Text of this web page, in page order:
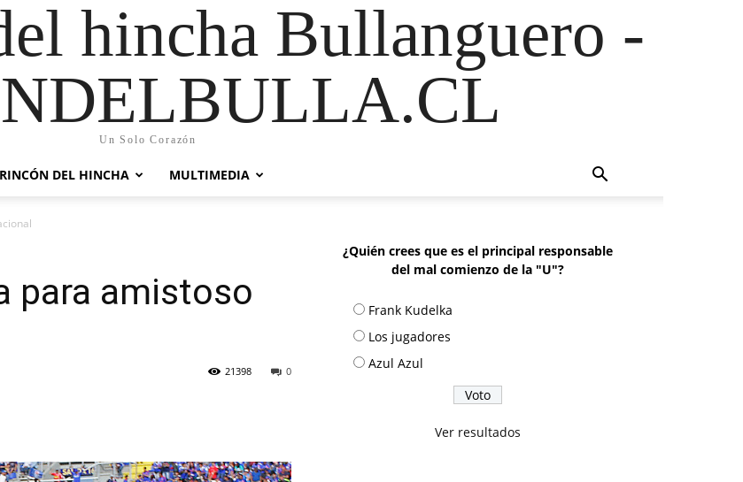
hincha Bullanguero -
Un Solo Corazón
RINCÓN DEL HINCHA MULTIMEDIA
para amistoso
0
21398
¿Quién crees que es el principal responsable
del mal comienzo de la "U"?
Frank Kudelka
Los jugadores
Azul Azul
Ver resultados